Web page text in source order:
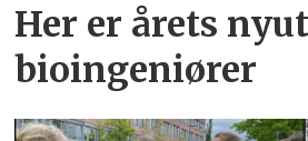
Her er årets
bioingeniører